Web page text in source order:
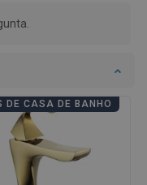
DE CASA DE BANHO